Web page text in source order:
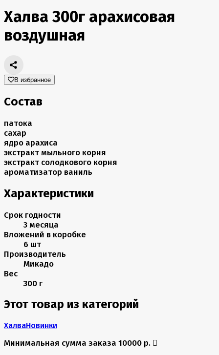
Халва 300г арахисовая
воздушная
В избранное
Состав
патока
сахар
ядро арахиса
экстракт мыльного корня
экстракт солодкового корня
ароматизатор ваниль
Характеристики
Срок годности
3 месяца
Вложений в коробке
6 шт
Производитель
Микадо
Вес
300 г
Этот товар из категорий
ХалваНовинки
Минимальная сумма заказа 10000 р.